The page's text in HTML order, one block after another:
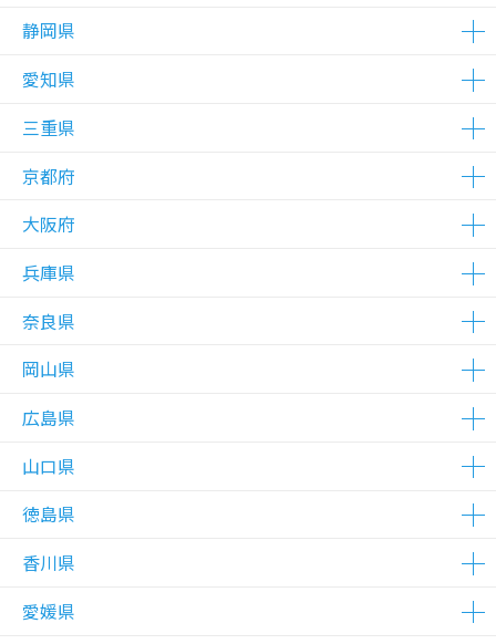
△在庫わずか
△在庫わずか
△在庫わずか
△在庫わずか
静岡県
△在庫わずか
△在庫わずか
△在庫わずか
△在庫わずか
愛知県
△在庫わずか
△在庫わずか
△在庫わずか
△在庫わずか
△在庫わずか
△在庫わずか
△在庫わずか
△在庫わずか
△在庫わずか
△在庫わずか
△在庫わずか
△在庫わずか
三重県
△在庫わずか
△在庫わずか
京都府
△在庫わずか
△在庫わずか
△在庫わずか
△在庫わずか
大阪府
△在庫わずか
△在庫わずか
△在庫わずか
△在庫わずか
△在庫わずか
△在庫わずか
△在庫わずか
△在庫わずか
△在庫わずか
△在庫わずか
△在庫わずか
△在庫わずか
△在庫わずか
△在庫わずか
△在庫わずか
△在庫わずか
△在庫わずか
△在庫わずか
△在庫わずか
△在庫わずか
△在庫わずか
△在庫わずか
兵庫県
△在庫わずか
△在庫わずか
△在庫わずか
△在庫わずか
△在庫わずか
△在庫わずか
△在庫わずか
奈良県
△在庫わずか
岡山県
△在庫わずか
△在庫わずか
広島県
△在庫わずか
△在庫わずか
△在庫わずか
△在庫わずか
山口県
△在庫わずか
徳島県
△在庫わずか
香川県
愛媛県